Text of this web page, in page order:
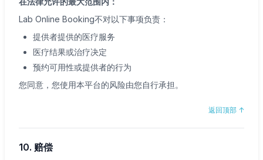
Lab Online Booking不对以下事项负责：
提供者提供的医疗服务
医疗结果或治疗决定
预约可用性或提供者的行为
您同意，您使用本平台的风险由您自行承担。
返回顶部 ↑
10. 赔偿